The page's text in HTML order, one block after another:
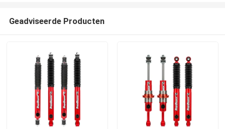
Geadviseerde Producten